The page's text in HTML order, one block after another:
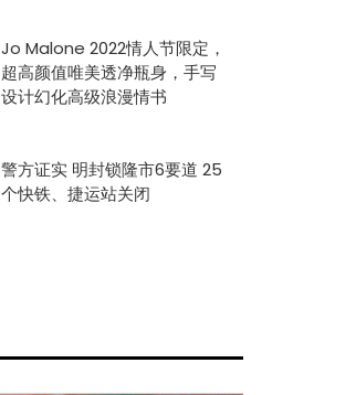
Jo Malone 2022情人节限定，
超高颜值唯美透净瓶身，手写
设计幻化高级浪漫情书
警方证实 明封锁隆市6要道 25
个快铁、捷运站关闭